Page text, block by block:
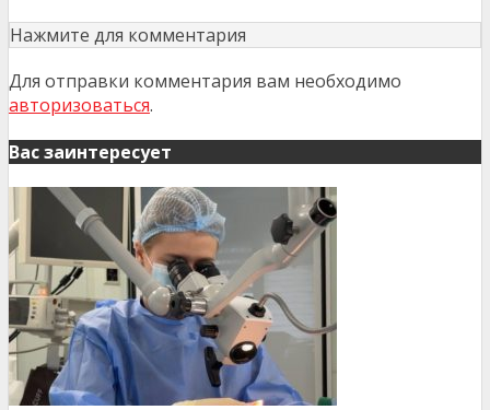
Нажмите для комментария
Для отправки комментария вам необходимо
авторизоваться.
Вас заинтересует